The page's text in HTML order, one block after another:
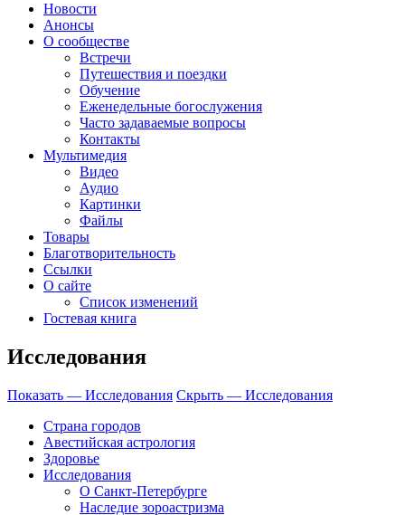
Новости
Анонсы
О сообществе
Встречи
Путешествия и поездки
Обучение
Еженедельные богослужения
Часто задаваемые вопросы
Контакты
Мультимедия
Видео
Аудио
Картинки
Файлы
Товары
Благотворительность
Ссылки
О сайте
Список изменений
Гостевая книга
Исследования
Показать — Исследования Скрыть — Исследования
Страна городов
Авестийская астрология
Здоровье
Исследования
О Санкт-Петербурге
Наследие зороастризма